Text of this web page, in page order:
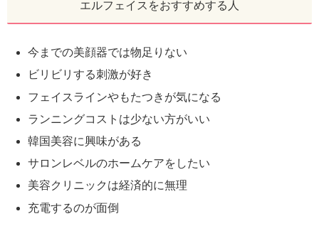
エルフェイスをおすすめする人
今までの美顔器では物足りない
ビリビリする刺激が好き
フェイスラインやもたつきが気になる
ランニングコストは少ない方がいい
韓国美容に興味がある
サロンレベルのホームケアをしたい
美容クリニックは経済的に無理
充電するのが面倒